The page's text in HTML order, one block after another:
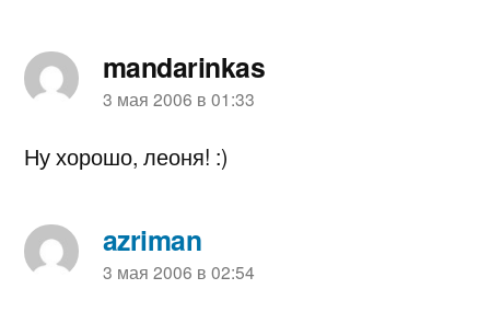
mandarinkas
пишет:
3 мая 2006 в 01:33
Ну хорошо, леоня! :)
azriman
пишет:
3 мая 2006 в 02:54